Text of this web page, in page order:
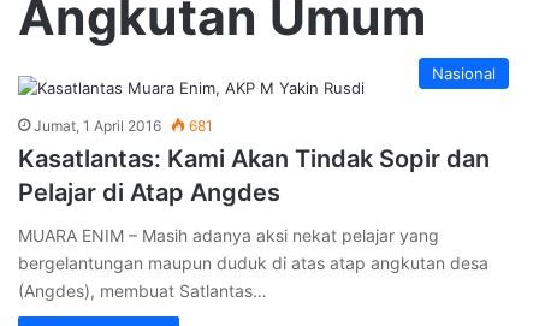
Angkutan Umum
Nasional
Jumat, 1 April 2016 681
Kasatlantas: Kami Akan Tindak Sopir dan
Pelajar di Atap Angdes
MUARA ENIM – Masih adanya aksi nekat pelajar yang
bergelantungan maupun duduk di atas atap angkutan desa
(Angdes), membuat Satlantas…